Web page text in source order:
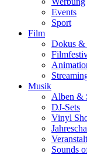
Events
Sport
Film
Dokus &
Musik
Alben &
DJ-Sets
Vinyl
Sounds